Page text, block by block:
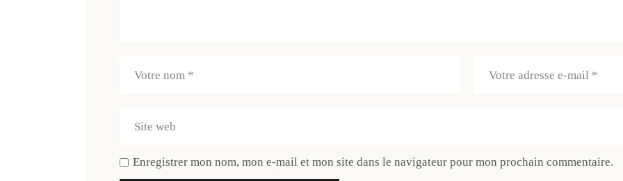
Enregistrer mon nom, mon e-mail et mon site dans le navigateur pour mon prochain commentaire.